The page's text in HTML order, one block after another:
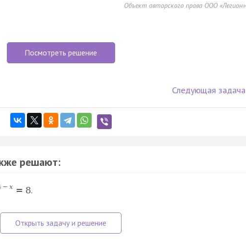
Объект авторского права ООО «Легион»
Посмотреть решение
Следующая задача
решают:
− x = 8.